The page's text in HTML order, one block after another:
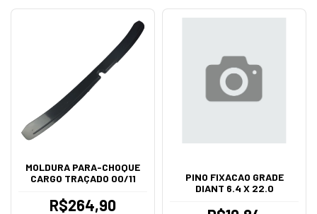
MOLDURA PARA-CHOQUE
CARGO TRAÇADO 00/11
R$264,90
PINO FIXACAO GRADE
DIANT 6.4 X 22.0